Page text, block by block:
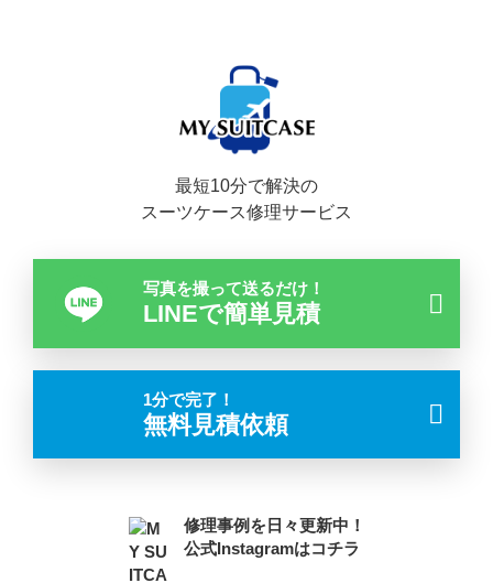
最短10分で解決の
スーツケース修理サービス
写真を撮って送るだけ！
LINEで簡単見積
1分で完了！
無料見積依頼
修理事例を日々更新中！
公式Instagramはコチラ